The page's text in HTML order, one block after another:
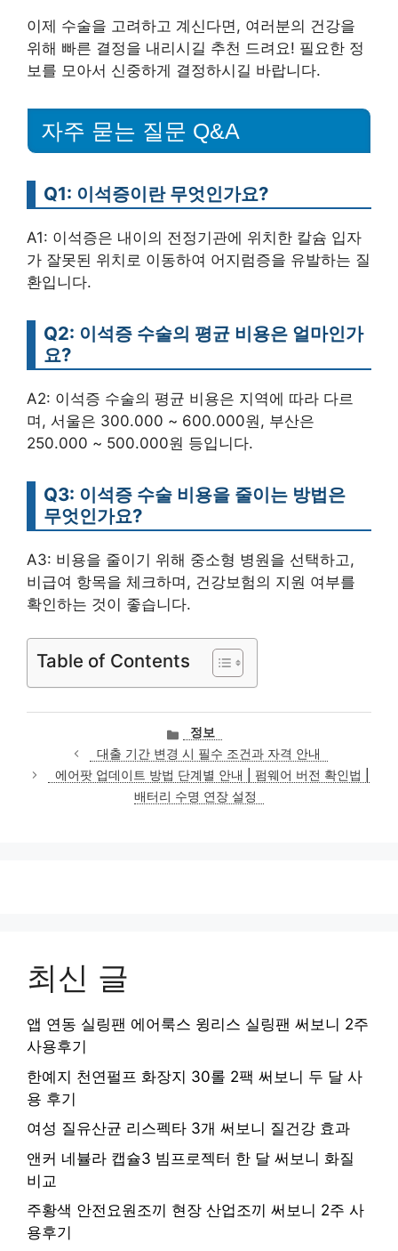
이제 수술을 고려하고 계신다면, 여러분의 건강을
위해 빠른 결정을 내리시길 추천 드려요! 필요한 정
보를 모아서 신중하게 결정하시길 바랍니다.
자주 묻는 질문 Q&A
Q1: 이석증이란 무엇인가요?
A1: 이석증은 내이의 전정기관에 위치한 칼슘 입자
가 잘못된 위치로 이동하여 어지럼증을 유발하는 질
환입니다.
Q2: 이석증 수술의 평균 비용은 얼마인가
요?
A2: 이석증 수술의 평균 비용은 지역에 따라 다르
며, 서울은 300.000 ~ 600.000원, 부산은
250.000 ~ 500.000원 등입니다.
Q3: 이석증 수술 비용을 줄이는 방법은
무엇인가요?
A3: 비용을 줄이기 위해 중소형 병원을 선택하고,
비급여 항목을 체크하며, 건강보험의 지원 여부를
확인하는 것이 좋습니다.
Table of Contents
카
테
고
리
정보
대출 기간 변경 시 필수 조건과 자격 안내
에어팟 업데이트 방법 단계별 안내 | 펌웨어 버전 확인법 |
배터리 수명 연장 설정
최신 글
앱 연동 실링팬 에어룩스 윙리스 실링팬 써보니 2주
사용후기
한예지 천연펄프 화장지 30롤 2팩 써보니 두 달 사
용 후기
여성 질유산균 리스펙타 3개 써보니 질건강 효과
앤커 네뷸라 캡슐3 빔프로젝터 한 달 써보니 화질
비교
주황색 안전요원조끼 현장 산업조끼 써보니 2주 사
용후기